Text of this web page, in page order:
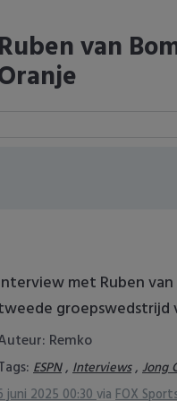
van
met Ruben van
groepswedstrijd
Remko
ESPN, Interviews, Jong
juni 2025 00:30via FOX